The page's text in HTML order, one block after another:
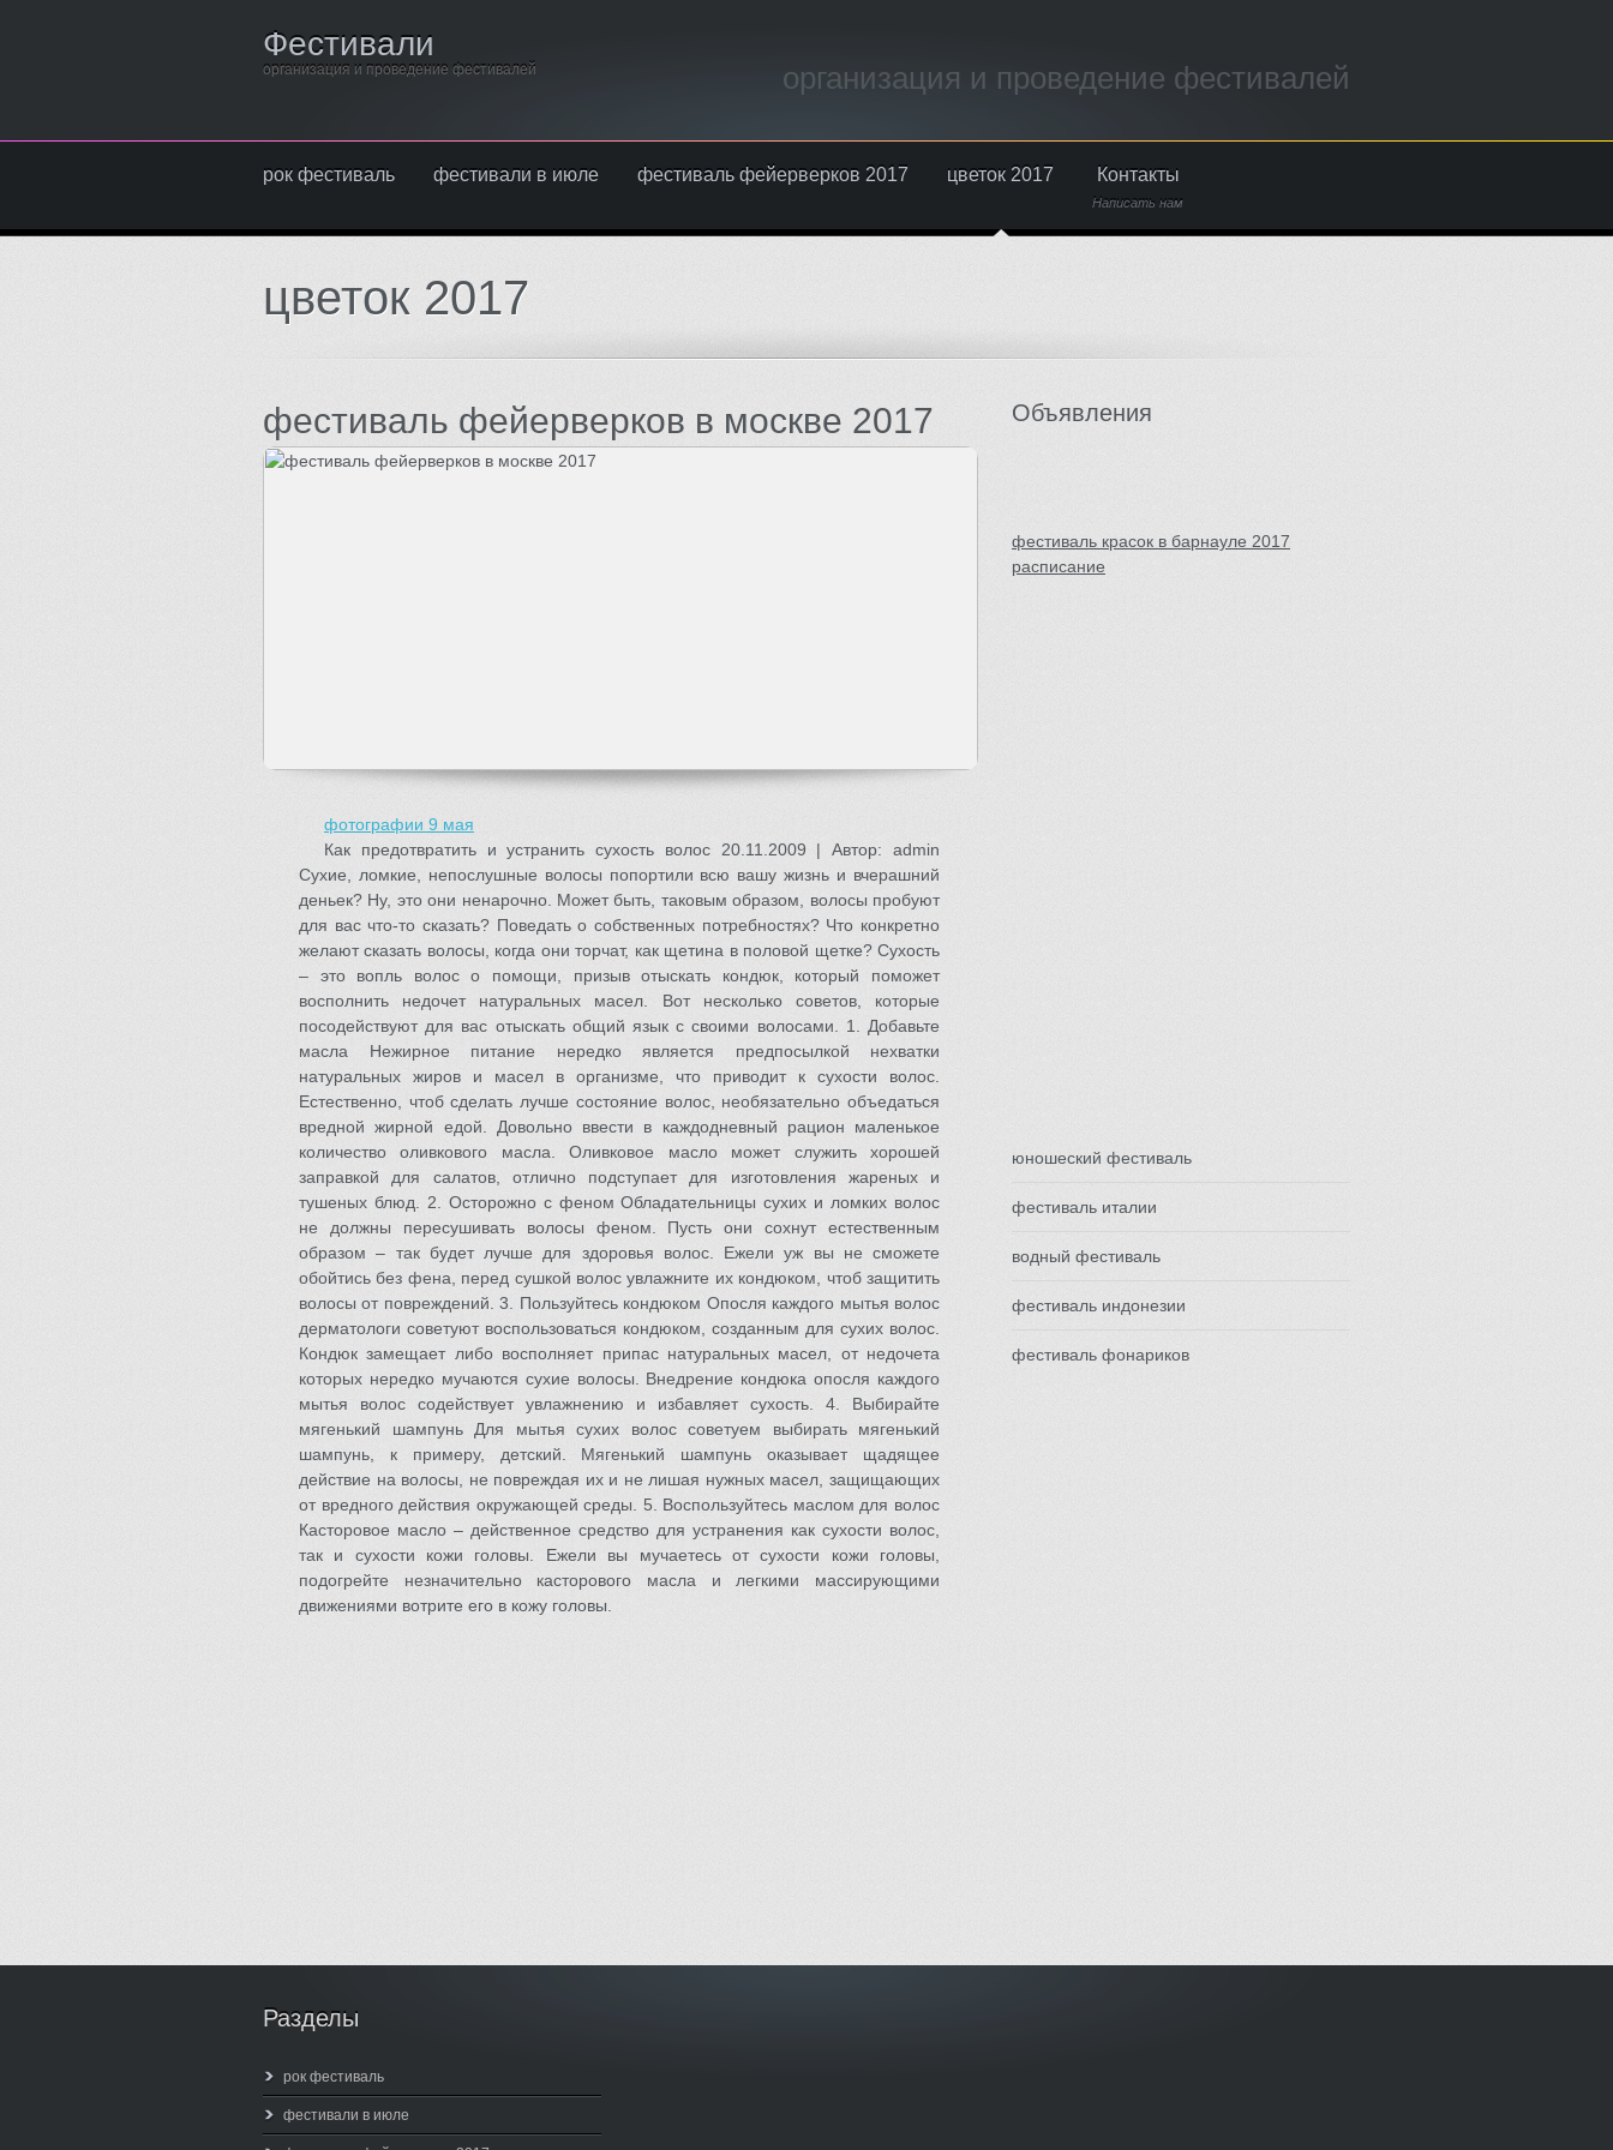
Фестивали
организация и проведение фестивалей организация и проведение фестивалей
рок фестиваль фестивали в июле фестиваль фейерверков 2017 цветок 2017 Контакты
Написать нам
цветок 2017
фестиваль фейерверков в москве 2017
фотографии 9 мая
Как предотвратить и устранить сухость волос 20.11.2009 | Автор: admin
Сухие, ломкие, непослушные волосы попортили всю вашу жизнь и вчерашний
деньек? Ну, это они ненарочно. Может быть, таковым образом, волосы пробуют
для вас что-то сказать? Поведать о собственных потребностях? Что конкретно
желают сказать волосы, когда они торчат, как щетина в половой щетке? Сухость
– это вопль волос о помощи, призыв отыскать кондюк, который поможет
восполнить недочет натуральных масел. Вот несколько советов, которые
посодействуют для вас отыскать общий язык с своими волосами. 1. Добавьте
масла Нежирное питание нередко является предпосылкой нехватки
натуральных жиров и масел в организме, что приводит к сухости волос.
Естественно, чтоб сделать лучше состояние волос, необязательно объедаться
вредной жирной едой. Довольно ввести в каждодневный рацион маленькое
количество оливкового масла. Оливковое масло может служить хорошей
заправкой для салатов, отлично подступает для изготовления жареных и
тушеных блюд. 2. Осторожно с феном Обладательницы сухих и ломких волос
не должны пересушивать волосы феном. Пусть они сохнут естественным
образом – так будет лучше для здоровья волос. Ежели уж вы не сможете
обойтись без фена, перед сушкой волос увлажните их кондюком, чтоб защитить
волосы от повреждений. 3. Пользуйтесь кондюком Опосля каждого мытья волос
дерматологи советуют воспользоваться кондюком, созданным для сухих волос.
Кондюк замещает либо восполняет припас натуральных масел, от недочета
которых нередко мучаются сухие волосы. Внедрение кондюка опосля каждого
мытья волос содействует увлажнению и избавляет сухость. 4. Выбирайте
мягенький шампунь Для мытья сухих волос советуем выбирать мягенький
шампунь, к примеру, детский. Мягенький шампунь оказывает щадящее
действие на волосы, не повреждая их и не лишая нужных масел, защищающих
от вредного действия окружающей среды. 5. Воспользуйтесь маслом для волос
Касторовое масло – действенное средство для устранения как сухости волос,
так и сухости кожи головы. Ежели вы мучаетесь от сухости кожи головы,
подогрейте незначительно касторового масла и легкими массирующими
движениями вотрите его в кожу головы.
Объявления
фестиваль красок в барнауле 2017
расписание
юношеский фестиваль
фестиваль италии
водный фестиваль
фестиваль индонезии
фестиваль фонариков
Разделы
рок фестиваль
фестивали в июле